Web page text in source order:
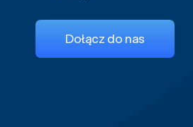
Dołącz do nas